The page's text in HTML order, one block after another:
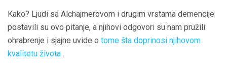
Kako? Ljudi sa Alchajmerovom i drugim vrstama demencije
postavili su ovo pitanje, a njihovi odgovori su nam pružili
ohrabrenje i sjajne uvide o tome šta doprinosi njihovom
kvalitetu života .